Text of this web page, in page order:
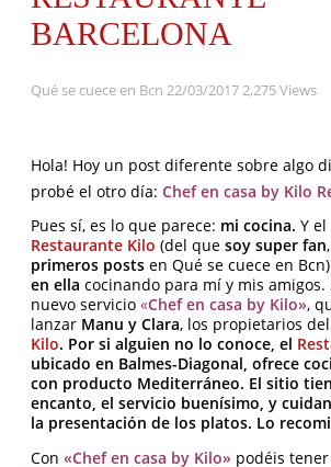
BARCELONA
Qué se cuece en Bcn 22/03/20172,275 Views
Hola! Hoy un post diferente sobre algo
probé el otro día: Chef en casa by Kilo
Pues sí, es lo que parece: mi cocina. Y el
Restaurante Kilo (del que soy super fan
primeros posts en Qué se cuece en
en ella cocinando para mí y mis amigos.
nuevo servicio «Chef en casa by Kilo»,
lanzar Manu y Clara, los propietarios del
Kilo. Por si alguien no lo conoce, el
ubicado en Balmes-Diagonal, ofrece
con producto Mediterráneo. El sitio
encanto, el servicio buenísimo, y
la presentación de los platos. Lo
Con «Chef en casa by Kilo» podéis tener